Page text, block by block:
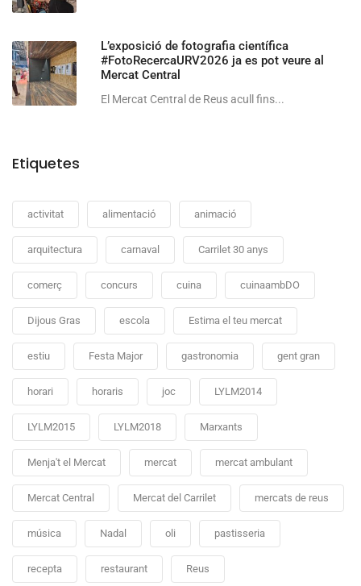
L’exposició de fotografia científica
#FotoRecercaURV2026 ja es pot veure al
Mercat Central
El Mercat Central de Reus acull fins...
Etiquetes
activitat alimentació animació
arquitectura carnaval Carrilet 30 anys
comerç concurs cuina cuinaambDO
Dijous Gras escola Estima el teu mercat
estiu Festa Major gastronomia gent gran
horari horaris joc LYLM2014
LYLM2015 LYLM2018 Marxants
Menja't el Mercat mercat mercat ambulant
Mercat Central Mercat del Carrilet mercats de reus
música Nadal oli pastisseria
recepta restaurant Reus